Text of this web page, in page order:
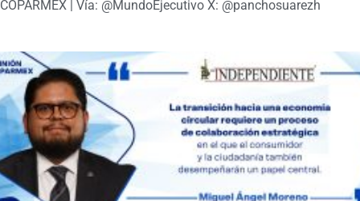
COPARMEX | Vía: @MundoEjecutivo X: @panchosuarezh